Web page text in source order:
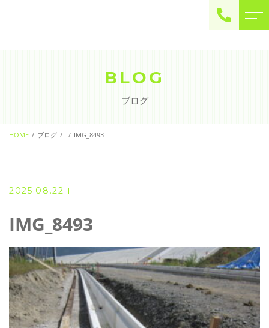
BLOG
ブログ
HOME ブログ IMG_8493
2025.08.22
IMG_8493